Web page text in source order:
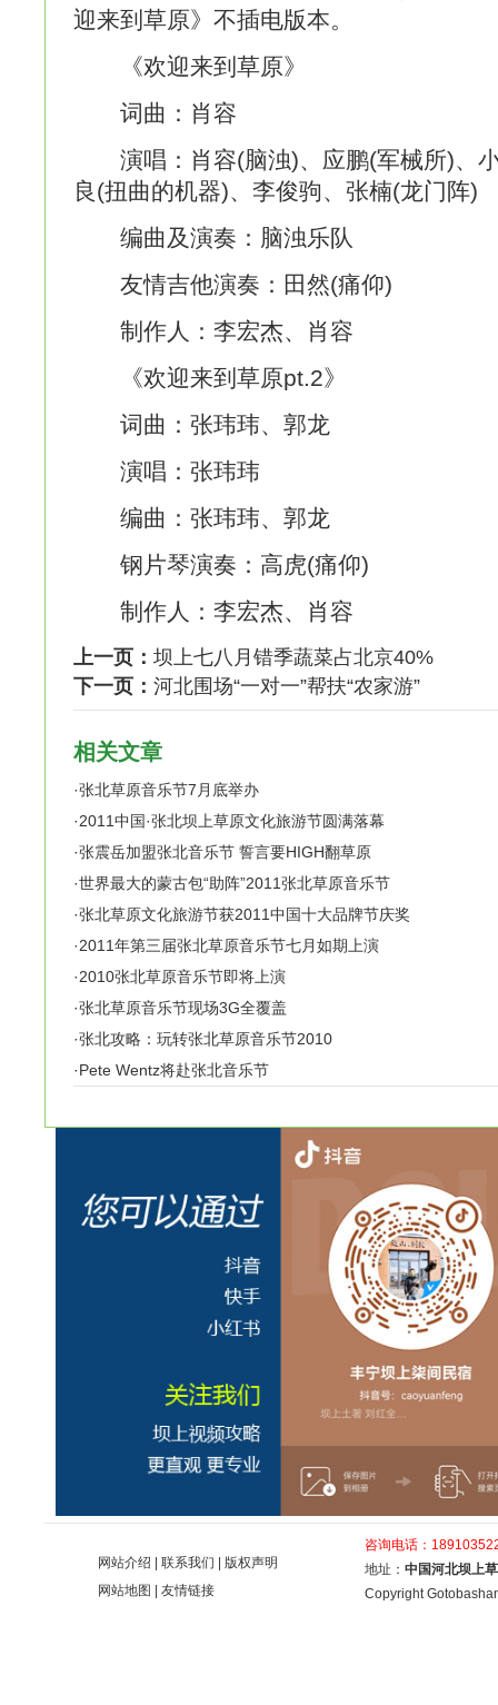
迎来到草原》不插电版本。
《欢迎来到草原》
词曲：肖容
演唱：肖容(脑浊)、应鹏(军械所)、
良(扭曲的机器)、李俊驹、张楠(龙门阵)
编曲及演奏：脑浊乐队
友情吉他演奏：田然(痛仰)
制作人：李宏杰、肖容
《欢迎来到草原pt.2》
词曲：张玮玮、郭龙
演唱：张玮玮
编曲：张玮玮、郭龙
钢片琴演奏：高虎(痛仰)
制作人：李宏杰、肖容
上一页： 坝上七八月错季蔬菜占北京40%
下一页： 河北围场“一对一”帮扶“农家游”
相关文章
·张北草原音乐节7月底举办
·2011中国·张北坝上草原文化旅游节圆满落幕
·张震岳加盟张北音乐节 誓言要HIGH翻草原
·世界最大的蒙古包“助阵”2011张北草原音乐节
·张北草原文化旅游节获2011中国十大品牌节庆奖
·2011年第三届张北草原音乐节七月如期上演
·2010张北草原音乐节即将上演
·张北草原音乐节现场3G全覆盖
·张北攻略：玩转张北草原音乐节2010
·Pete Wentz将赴张北音乐节
网站介绍 联系我们
版权声明
网站地图
友情链接
咨询电话：
地址： 中国河北坝上
Copyright